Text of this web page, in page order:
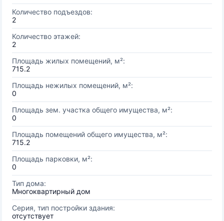
Количество подъездов:
2
Количество этажей:
2
Площадь жилых помещений, м²:
715.2
Площадь нежилых помещений, м²:
0
Площадь зем. участка общего имущества, м²:
0
Площадь помещений общего имущества, м²:
715.2
Площадь парковки, м²:
0
Тип дома:
Многоквартирный дом
Серия, тип постройки здания:
отсутствует